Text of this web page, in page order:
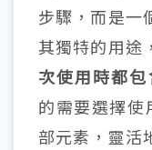
步驟，而是一
其獨特的用途
次使用時都包
的需要選擇使
部元素，靈活